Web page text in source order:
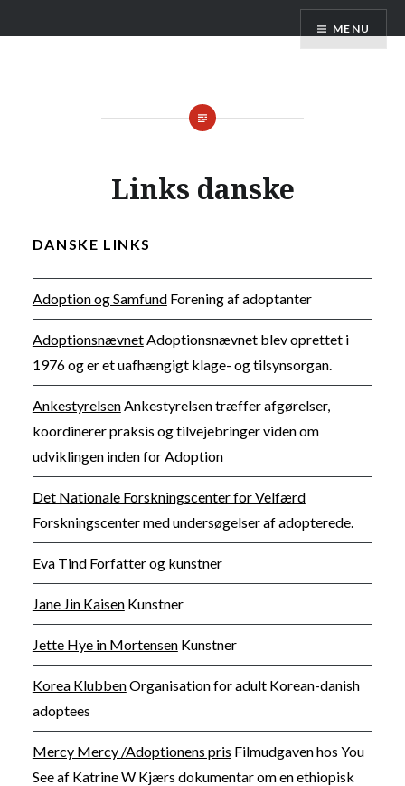
to Adoptionspolitisk Forum MENU
Links danske
DANSKE LINKS
Adoption og SamfundForening af adoptanter
AdoptionsnævnetAdoptionsnævnet blev oprettet i
1976 og er et uafhængigt klage- og tilsynsorgan.
AnkestyrelsenAnkestyrelsen træffer afgørelser,
koordinerer praksis og tilvejebringer viden om
udviklingen inden for Adoption
Det Nationale Forskningscenter for Velfærd
Forskningscenter med undersøgelser af adopterede.
Eva TindForfatter og kunstner
Jane Jin KaisenKunstner
Jette Hye in MortensenKunstner
Korea KlubbenOrganisation for adult Korean-danish
adoptees
Mercy Mercy /Adoptionens pris Filmudgaven hos You
See af Katrine W Kjærs dokumentar om en ethiopisk